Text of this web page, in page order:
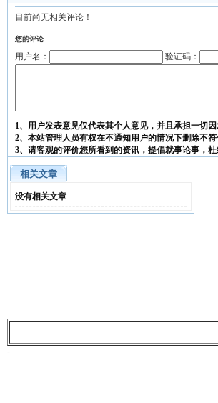
目前尚无相关评论！
您的评论
用户名： 验证码：
1、用户发表意见仅代表其个人意见，并且承担一切
2、本站管理人员有权在不通知用户的情况下删除不
3、请客观的评价您所看到的资讯，提倡就事论事，
相关文章
没有相关文章
-